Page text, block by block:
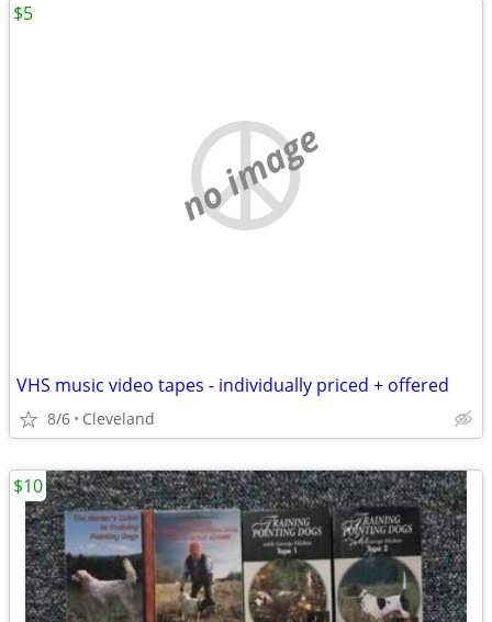
no image
VHS music video tapes - individually priced + offered
8/6 Cleveland
$5
$10